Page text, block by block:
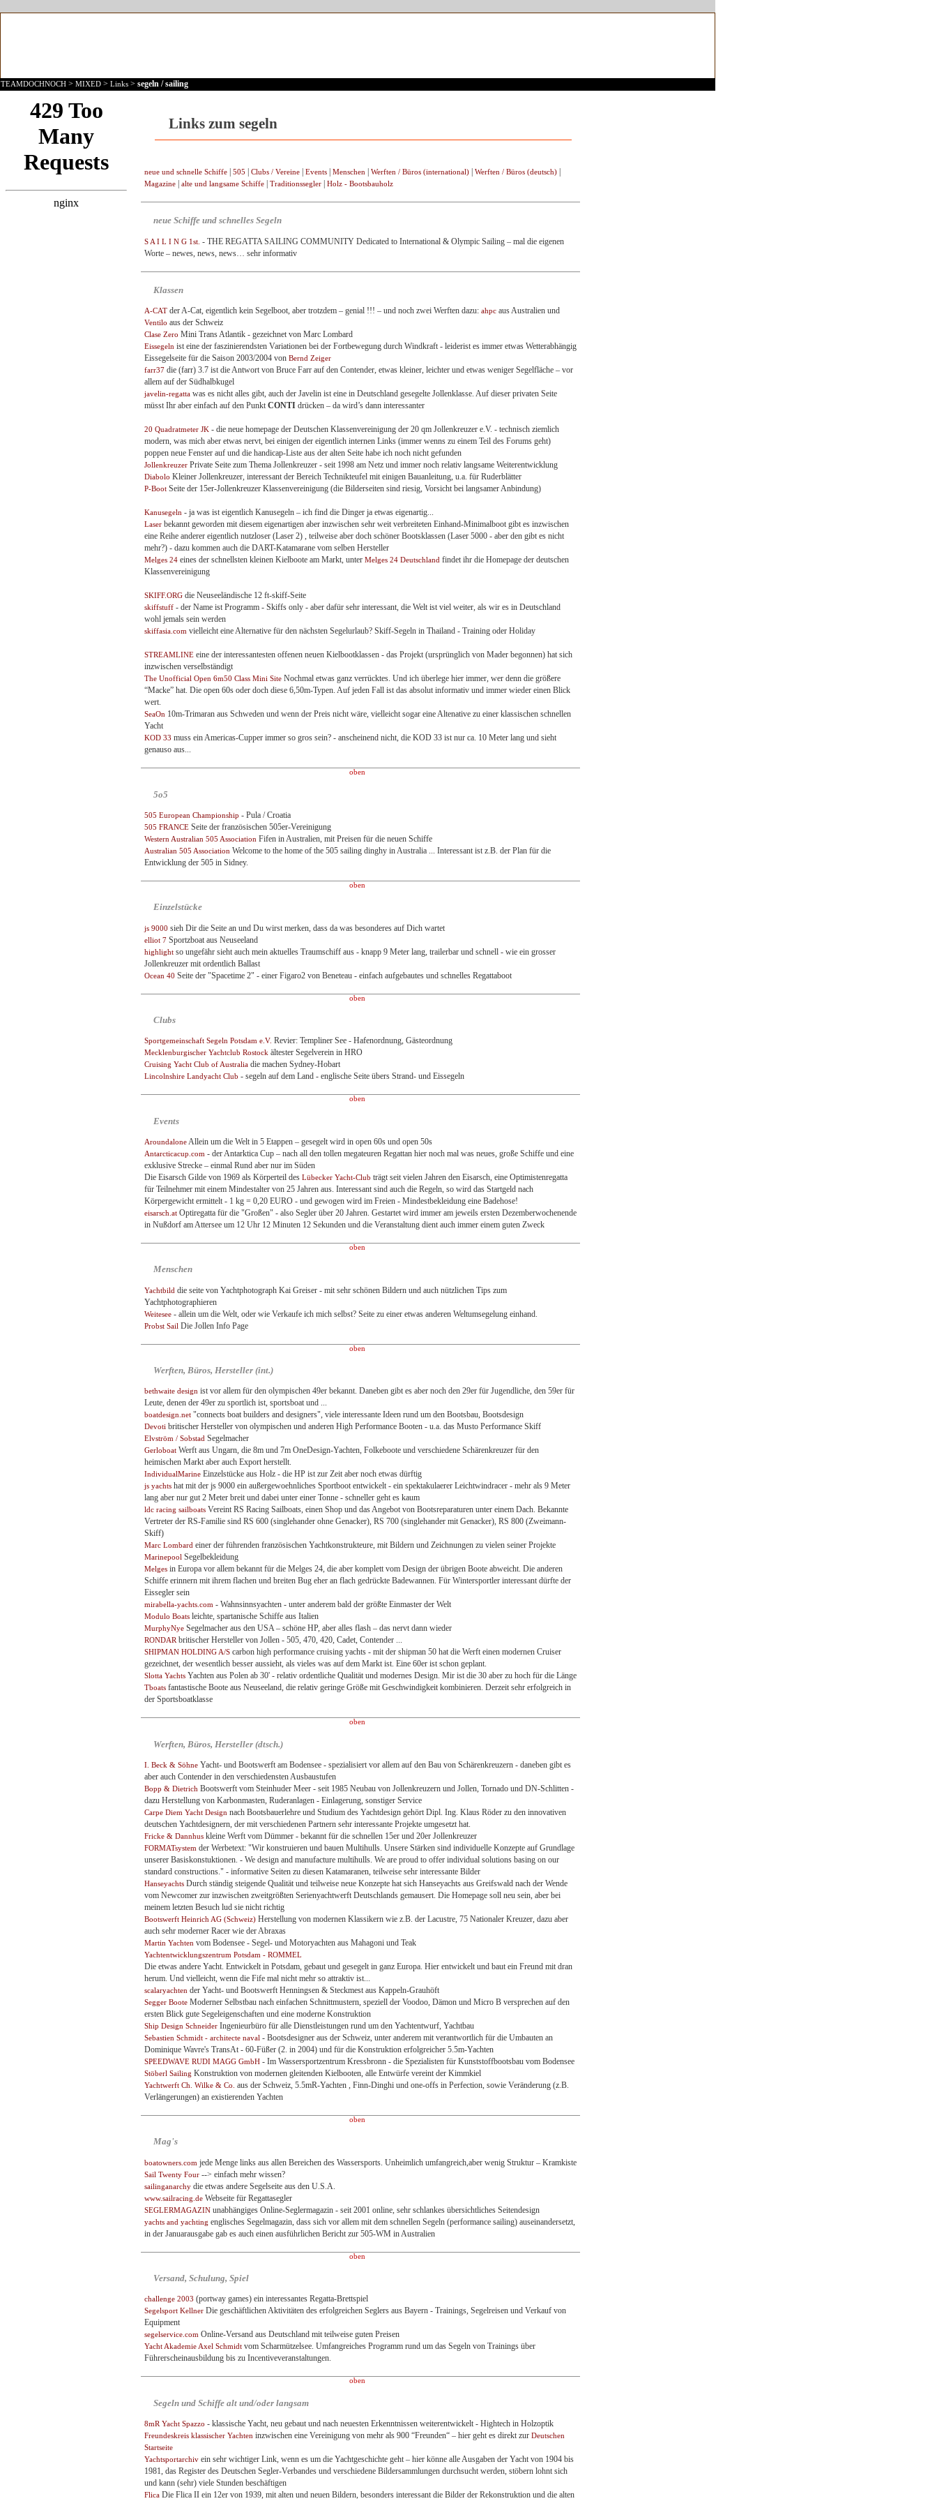
TEAMDOCHNOCH > MIXED > Links > segeln / sailing
Links zum segeln
neue und schnelle Schiffe 505 Clubs / Vereine Events Menschen Werften / Büros (international) Werften / Büros (deutsch)
Magazine alte und langsame Schiffe Traditionssegler Holz - Bootsbauholz
neue Schiffe und schnelles Segeln
S A I L I N G 1st. - THE REGATTA SAILING COMMUNITY Dedicated to International & Olympic Sailing – mal die eigenen
Worte – newes, news, news… sehr informativ
Klassen
A-CAT der A-Cat, eigentlich kein Segelboot, aber trotzdem – genial !!! – und noch zwei Werften dazu: ahpc aus Australien und
Ventilo aus der Schweiz
Clase Zero Mini Trans Atlantik - gezeichnet von Marc Lombard
Eissegeln ist eine der faszinierendsten Variationen bei der Fortbewegung durch Windkraft - leiderist es immer etwas Wetterabhängig
Eissegelseite für die Saison 2003/2004 von Bernd Zeiger
farr37 die (farr) 3.7 ist die Antwort von Bruce Farr auf den Contender, etwas kleiner, leichter und etwas weniger Segelfläche – vor
allem auf der Südhalbkugel
javelin-regatta was es nicht alles gibt, auch der Javelin ist eine in Deutschland gesegelte Jollenklasse. Auf dieser privaten Seite
müsst Ihr aber einfach auf den Punkt CONTI drücken – da wird’s dann interessanter
20 Quadratmeter JK - die neue homepage der Deutschen Klassenvereinigung der 20 qm Jollenkreuzer e.V. - technisch ziemlich
modern, was mich aber etwas nervt, bei einigen der eigentlich internen Links (immer wenns zu einem Teil des Forums geht)
poppen neue Fenster auf und die handicap-Liste aus der alten Seite habe ich noch nicht gefunden
Jollenkreuzer Private Seite zum Thema Jollenkreuzer - seit 1998 am Netz und immer noch relativ langsame Weiterentwicklung
Diabolo Kleiner Jollenkreuzer, interessant der Bereich Technikteufel mit einigen Bauanleitung, u.a. für Ruderblätter
P-Boot Seite der 15er-Jollenkreuzer Klassenvereinigung (die Bilderseiten sind riesig, Vorsicht bei langsamer Anbindung)
Kanusegeln - ja was ist eigentlich Kanusegeln – ich find die Dinger ja etwas eigenartig...
Laser bekannt geworden mit diesem eigenartigen aber inzwischen sehr weit verbreiteten Einhand-Minimalboot gibt es inzwischen
eine Reihe anderer eigentlich nutzloser (Laser 2) , teilweise aber doch schöner Bootsklassen (Laser 5000 - aber den gibt es nicht
mehr?) - dazu kommen auch die DART-Katamarane vom selben Hersteller
Melges 24 eines der schnellsten kleinen Kielboote am Markt, unter Melges 24 Deutschland findet ihr die Homepage der deutschen
Klassenvereinigung
SKIFF.ORG die Neuseeländische 12 ft-skiff-Seite
skiffstuff - der Name ist Programm - Skiffs only - aber dafür sehr interessant, die Welt ist viel weiter, als wir es in Deutschland
wohl jemals sein werden
skiffasia.com vielleicht eine Alternative für den nächsten Segelurlaub? Skiff-Segeln in Thailand - Training oder Holiday
STREAMLINE eine der interessantesten offenen neuen Kielbootklassen - das Projekt (ursprünglich von Mader begonnen) hat sich
inzwischen verselbständigt
The Unofficial Open 6m50 Class Mini Site Nochmal etwas ganz verrücktes. Und ich überlege hier immer, wer denn die größere
“Macke” hat. Die open 60s oder doch diese 6,50m-Typen. Auf jeden Fall ist das absolut informativ und immer wieder einen Blick
wert.
SeaOn 10m-Trimaran aus Schweden und wenn der Preis nicht wäre, vielleicht sogar eine Altenative zu einer klassischen schnellen
Yacht
KOD 33 muss ein Americas-Cupper immer so gros sein? - anscheinend nicht, die KOD 33 ist nur ca. 10 Meter lang und sieht
genauso aus...
oben
5o5
505 European Championship - Pula / Croatia
505 FRANCE Seite der französischen 505er-Vereinigung
Western Australian 505 Association Fifen in Australien, mit Preisen für die neuen Schiffe
Australian 505 Association Welcome to the home of the 505 sailing dinghy in Australia ... Interessant ist z.B. der Plan für die
Entwicklung der 505 in Sidney.
oben
Einzelstücke
js 9000 sieh Dir die Seite an und Du wirst merken, dass da was besonderes auf Dich wartet
elliot 7 Sportzboat aus Neuseeland
highlight so ungefähr sieht auch mein aktuelles Traumschiff aus - knapp 9 Meter lang, trailerbar und schnell - wie ein grosser
Jollenkreuzer mit ordentlich Ballast
Ocean 40 Seite der "Spacetime 2" - einer Figaro2 von Beneteau - einfach aufgebautes und schnelles Regattaboot
oben
Clubs
Sportgemeinschaft Segeln Potsdam e.V. Revier: Templiner See - Hafenordnung, Gästeordnung
Mecklenburgischer Yachtclub Rostock ältester Segelverein in HRO
Cruising Yacht Club of Australia die machen Sydney-Hobart
Lincolnshire Landyacht Club - segeln auf dem Land - englische Seite übers Strand- und Eissegeln
oben
Events
AroundaloneAllein um die Welt in 5 Etappen – gesegelt wird in open 60s und open 50s
Antarcticacup.com - der Antarktica Cup – nach all den tollen megateuren Regattan hier noch mal was neues, große Schiffe und eine
exklusive Strecke – einmal Rund aber nur im Süden
Die Eisarsch Gilde von 1969 als Körperteil des Lübecker Yacht-Club trägt seit vielen Jahren den Eisarsch, eine Optimistenregatta
für Teilnehmer mit einem Mindestalter von 25 Jahren aus. Interessant sind auch die Regeln, so wird das Startgeld nach
Körpergewicht ermittelt - 1 kg = 0,20 EURO - und gewogen wird im Freien - Mindestbekleidung eine Badehose!
eisarsch.at Optiregatta für die "Großen" - also Segler über 20 Jahren. Gestartet wird immer am jeweils ersten Dezemberwochenende
in Nußdorf am Attersee um 12 Uhr 12 Minuten 12 Sekunden und die Veranstaltung dient auch immer einem guten Zweck
oben
Menschen
Yachtbild die seite von Yachtphotograph Kai Greiser - mit sehr schönen Bildern und auch nützlichen Tips zum
Yachtphotographieren
Weitesee - allein um die Welt, oder wie Verkaufe ich mich selbst? Seite zu einer etwas anderen Weltumsegelung einhand.
Probst Sail Die Jollen Info Page
oben
Werften, Büros, Hersteller (int.)
bethwaite design ist vor allem für den olympischen 49er bekannt. Daneben gibt es aber noch den 29er für Jugendliche, den 59er für
Leute, denen der 49er zu sportlich ist, sportsboat und ...
boatdesign.net "connects boat builders and designers", viele interessante Ideen rund um den Bootsbau, Bootsdesign
Devoti britischer Hersteller von olympischen und anderen High Performance Booten - u.a. das Musto Performance Skiff
Elvström / Sobstad Segelmacher
Gerloboat Werft aus Ungarn, die 8m und 7m OneDesign-Yachten, Folkeboote und verschiedene Schärenkreuzer für den
heimischen Markt aber auch Export herstellt.
IndividualMarine Einzelstücke aus Holz - die HP ist zur Zeit aber noch etwas dürftig
js yachts hat mit der js 9000 ein außergewoehnliches Sportboot entwickelt - ein spektakulaerer Leichtwindracer - mehr als 9 Meter
lang aber nur gut 2 Meter breit und dabei unter einer Tonne - schneller geht es kaum
ldc racing sailboats Vereint RS Racing Sailboats, einen Shop und das Angebot von Bootsreparaturen unter einem Dach. Bekannte
Vertreter der RS-Familie sind RS 600 (singlehander ohne Genacker), RS 700 (singlehander mit Genacker), RS 800 (Zweimann-
Skiff)
Marc Lombard einer der führenden französischen Yachtkonstrukteure, mit Bildern und Zeichnungen zu vielen seiner Projekte
Marinepool Segelbekleidung
Melges in Europa vor allem bekannt für die Melges 24, die aber komplett vom Design der übrigen Boote abweicht. Die anderen
Schiffe erinnern mit ihrem flachen und breiten Bug eher an flach gedrückte Badewannen. Für Wintersportler interessant dürfte der
Eissegler sein
mirabella-yachts.com - Wahnsinnsyachten - unter anderem bald der größte Einmaster der Welt
Modulo Boats leichte, spartanische Schiffe aus Italien
MurphyNye Segelmacher aus den USA – schöne HP, aber alles flash – das nervt dann wieder
RONDARbritischer Hersteller von Jollen - 505, 470, 420, Cadet, Contender ...
SHIPMAN HOLDING A/S carbon high performance cruising yachts - mit der shipman 50 hat die Werft einen modernen Cruiser
gezeichnet, der wesentlich besser aussieht, als vieles was auf dem Markt ist. Eine 60er ist schon geplant.
Slotta Yachts Yachten aus Polen ab 30' - relativ ordentliche Qualität und modernes Design. Mir ist die 30 aber zu hoch für die Länge
Tboats fantastische Boote aus Neuseeland, die relativ geringe Größe mit Geschwindigkeit kombinieren. Derzeit sehr erfolgreich in
der Sportsboatklasse
oben
Werften, Büros, Hersteller (dtsch.)
I. Beck & Söhne Yacht- und Bootswerft am Bodensee - spezialisiert vor allem auf den Bau von Schärenkreuzern - daneben gibt es
aber auch Contender in den verschiedensten Ausbaustufen
Bopp & Dietrich Bootswerft vom Steinhuder Meer - seit 1985 Neubau von Jollenkreuzern und Jollen, Tornado und DN-Schlitten -
dazu Herstellung von Karbonmasten, Ruderanlagen - Einlagerung, sonstiger Service
Carpe Diem Yacht Design nach Bootsbauerlehre und Studium des Yachtdesign gehört Dipl. Ing. Klaus Röder zu den innovativen
deutschen Yachtdesignern, der mit verschiedenen Partnern sehr interessante Projekte umgesetzt hat.
Fricke & Dannhus kleine Werft vom Dümmer - bekannt für die schnellen 15er und 20er Jollenkreuzer
FORMATsystem der Werbetext: "Wir konstruieren und bauen Multihulls. Unsere Stärken sind individuelle Konzepte auf Grundlage
unserer Basiskonstuktionen. - We design and manufacture multihulls. We are proud to offer individual solutions basing on our
standard constructions." - informative Seiten zu diesen Katamaranen, teilweise sehr interessante Bilder
Hanseyachts Durch ständig steigende Qualität und teilweise neue Konzepte hat sich Hanseyachts aus Greifswald nach der Wende
vom Newcomer zur inzwischen zweitgrößten Serienyachtwerft Deutschlands gemausert. Die Homepage soll neu sein, aber bei
meinem letzten Besuch lud sie nicht richtig
Bootswerft Heinrich AG (Schweiz) Herstellung von modernen Klassikern wie z.B. der Lacustre, 75 Nationaler Kreuzer, dazu aber
auch sehr moderner Racer wie der Abraxas
Martin Yachten vom Bodensee - Segel- und Motoryachten aus Mahagoni und Teak
Yachtentwicklungszentrum Potsdam - ROMMEL
Die etwas andere Yacht. Entwickelt in Potsdam, gebaut und gesegelt in ganz Europa. Hier entwickelt und baut ein Freund mit dran
herum. Und vielleicht, wenn die Fife mal nicht mehr so attraktiv ist...
scalaryachten der Yacht- und Bootswerft Henningsen & Steckmest aus Kappeln-Grauhöft
Segger Boote Moderner Selbstbau nach einfachen Schnittmustern, speziell der Voodoo, Dämon und Micro B versprechen auf den
ersten Blick gute Segeleigenschaften und eine moderne Konstruktion
Ship Design Schneider Ingenieurbüro für alle Dienstleistungen rund um den Yachtentwurf, Yachtbau
Sebastien Schmidt - architecte naval - Bootsdesigner aus der Schweiz, unter anderem mit verantwortlich für die Umbauten an
Dominique Wavre's TransAt - 60-Füßer (2. in 2004) und für die Konstruktion erfolgreicher 5.5m-Yachten
SPEEDWAVE RUDI MAGG GmbH - Im Wassersportzentrum Kressbronn - die Spezialisten für Kunststoffbootsbau vom Bodensee
Stöberl Sailing Konstruktion von modernen gleitenden Kielbooten, alle Entwürfe vereint der Kimmkiel
Yachtwerft Ch. Wilke & Co.
aus der Schweiz, 5.5mR-Yachten , Finn-Dinghi und one-offs in Perfection, sowie Veränderung (z.B.
Verlängerungen) an existierenden Yachten
oben
Mag's
boatowners.com jede Menge links aus allen Bereichen des Wassersports. Unheimlich umfangreich,aber wenig Struktur – Kramkiste
Sail Twenty Four --> einfach mehr wissen?
sailinganarchy die etwas andere Segelseite aus den U.S.A.
www.sailracing.de Webseite für Regattasegler
SEGLERMAGAZIN unabhängiges Online-Seglermagazin - seit 2001 online, sehr schlankes übersichtliches Seitendesign
yachts and yachting englisches Segelmagazin, dass sich vor allem mit dem schnellen Segeln (performance sailing) auseinandersetzt,
in der Januarausgabe gab es auch einen ausführlichen Bericht zur 505-WM in Australien
oben
Versand, Schulung, Spiel
challenge 2003 (portway games) ein interessantes Regatta-Brettspiel
Segelsport Kellner Die geschäftlichen Aktivitäten des erfolgreichen Seglers aus Bayern - Trainings, Segelreisen und Verkauf von
Equipment
segelservice.com Online-Versand aus Deutschland mit teilweise guten Preisen
Yacht Akademie Axel Schmidt vom Scharmützelsee. Umfangreiches Programm rund um das Segeln von Trainings über
Führerscheinausbildung bis zu Incentiveveranstaltungen.
oben
Segeln und Schiffe alt und/oder langsam
8mR Yacht Spazzo - klassische Yacht, neu gebaut und nach neuesten Erkenntnissen weiterentwickelt - Hightech in Holzoptik
Freundeskreis klassischer Yachten inzwischen eine Vereinigung von mehr als 900 “Freunden“ – hier geht es direkt zur Deutschen
Startseite
Yachtsportarchiv ein sehr wichtiger Link, wenn es um die Yachtgeschichte geht – hier könne alle Ausgaben der Yacht von 1904 bis
1981, das Register des Deutschen Segler-Verbandes und verschiedene Bildersammlungen durchsucht werden, stöbern lohnt sich
und kann (sehr) viele Stunden beschäftigen
Flica Die Flica II ein 12er von 1939, mit alten und neuen Bildern, besonders interessant die Bilder der Rekonstruktion und die alten